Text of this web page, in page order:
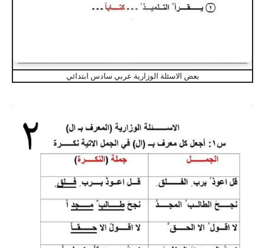
بعض الاسئلة الوزارية عربي سادس ابتدائي